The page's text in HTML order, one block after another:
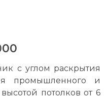
с углом раскрытия
промышленного и
потолков от 6